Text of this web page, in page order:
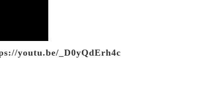
youtu.be/_D0yQdErh4c